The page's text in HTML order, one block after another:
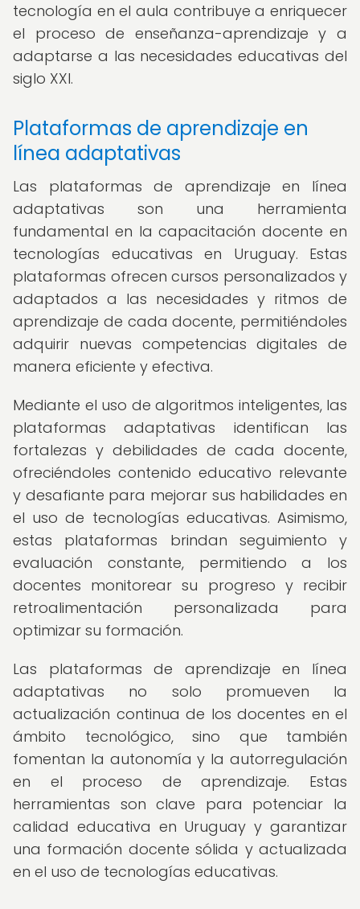
tecnología en el aula contribuye a enriquecer
el proceso de enseñanza-aprendizaje y a
adaptarse a las necesidades educativas del
siglo XXI.
Plataformas de aprendizaje en
línea adaptativas
Las plataformas de aprendizaje en línea
adaptativas son una herramienta
fundamental en la capacitación docente en
tecnologías educativas en Uruguay. Estas
plataformas ofrecen cursos personalizados y
adaptados a las necesidades y ritmos de
aprendizaje de cada docente, permitiéndoles
adquirir nuevas competencias digitales de
manera eficiente y efectiva.
Mediante el uso de algoritmos inteligentes, las
plataformas adaptativas identifican las
fortalezas y debilidades de cada docente,
ofreciéndoles contenido educativo relevante
y desafiante para mejorar sus habilidades en
el uso de tecnologías educativas. Asimismo,
estas plataformas brindan seguimiento y
evaluación constante, permitiendo a los
docentes monitorear su progreso y recibir
retroalimentación personalizada para
optimizar su formación.
Las plataformas de aprendizaje en línea
adaptativas no solo promueven la
actualización continua de los docentes en el
ámbito tecnológico, sino que también
fomentan la autonomía y la autorregulación
en el proceso de aprendizaje. Estas
herramientas son clave para potenciar la
calidad educativa en Uruguay y garantizar
una formación docente sólida y actualizada
en el uso de tecnologías educativas.